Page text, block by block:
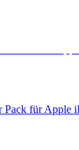
für Apple